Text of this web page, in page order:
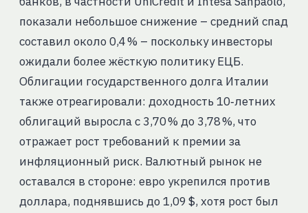
показали небольшое снижение – средний спад
составил около 0,4 % – поскольку инвесторы
ожидали более жёсткую политику ЕЦБ.
Облигации государственного долга Италии
также отреагировали: доходность 10‑летних
облигаций выросла с 3,70 % до 3,78 %, что
отражает рост требований к премии за
инфляционный риск. Валютный рынок не
оставался в стороне: евро укрепился против
доллара, поднявшись до 1,09 $, хотя рост был